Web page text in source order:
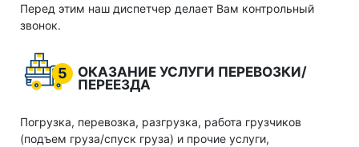
Перед этим наш диспетчер делает Вам контрольный
звонок.
5
ОКАЗАНИЕ УСЛУГИ ПЕРЕВОЗКИ/
ПЕРЕЕЗДА
Погрузка, перевозка, разгрузка, работа грузчиков
(подъем груза/спуск груза) и прочие услуги,